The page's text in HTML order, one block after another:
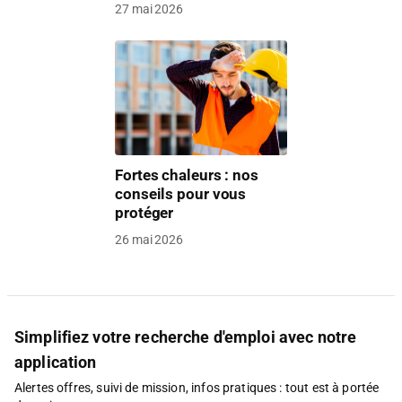
27 mai 2026
Fortes chaleurs : nos
conseils pour vous
protéger
26 mai 2026